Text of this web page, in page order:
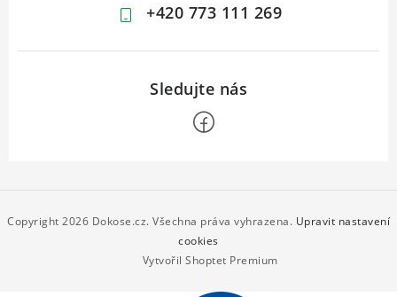
+420 773 111 269
p
Vytvořil Shoptet Premium
Copyright 2026 Dokose.cz. Všechna práva vyhrazena. Upravit nastavení
cookies